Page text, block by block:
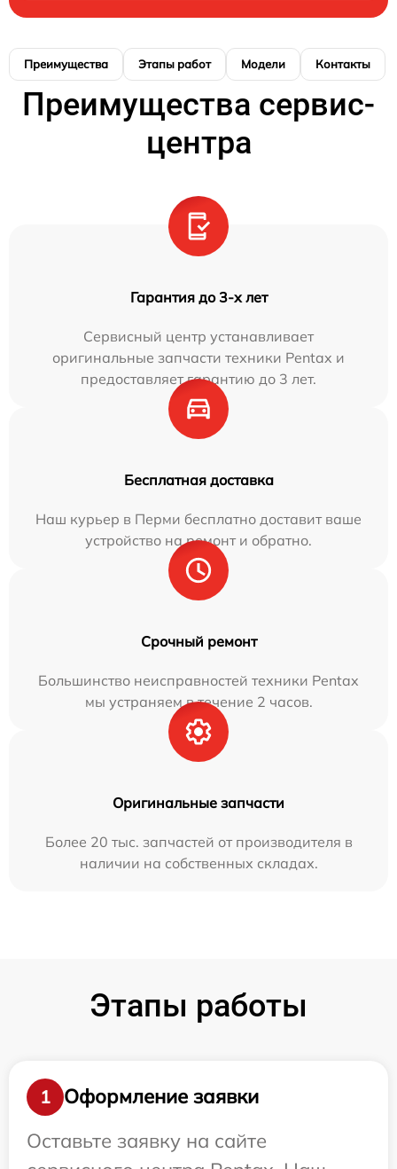
Преимущества Этапы работ Модели Контакты
Преимущества сервис-
центра
Гарантия до 3-х лет
Сервисный центр устанавливает
оригинальные запчасти техники Pentax и
предоставляет гарантию до 3 лет.
Бесплатная доставка
Наш курьер в Перми бесплатно доставит ваше
устройство на ремонт и обратно.
Срочный ремонт
Большинство неисправностей техники Pentax
мы устраняем в течение 2 часов.
Оригинальные запчасти
Более 20 тыс. запчастей от производителя в
наличии на собственных складах.
Этапы работы
1
Оформление заявки
Оставьте заявку на сайте